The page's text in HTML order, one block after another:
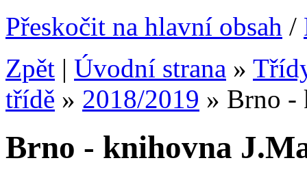
Přeskočit na hlavní obsah /
Zpět | Úvodní strana »
třídě » 2018/2019 » Brno -
Brno - knihovna